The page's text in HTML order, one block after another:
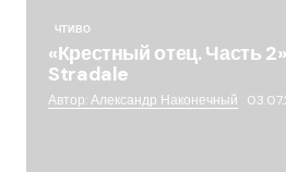
ЧТИВО
«Крестный отец. Часть
Stradale
Автор: Александр Наконечный